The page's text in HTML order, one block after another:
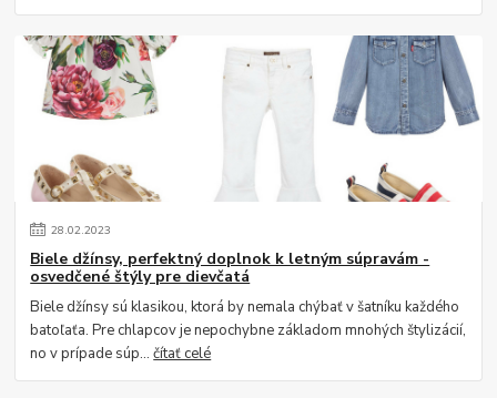
28.02.2023
Biele džínsy, perfektný doplnok k letným súpravám -
osvedčené štýly pre dievčatá
Biele džínsy sú klasikou, ktorá by nemala chýbať v šatníku každého
batoľaťa. Pre chlapcov je nepochybne základom mnohých štylizácií,
no v prípade súp...čítať celé